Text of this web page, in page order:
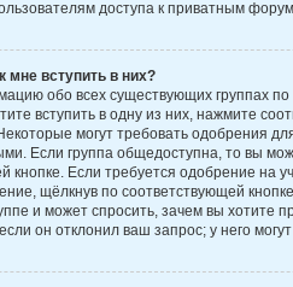
доступа к приватным
мне вступить в них?
обо всех существующих группах
вступить в одну из них, нажмите
могут требовать одобрения
Если группа общедоступна, то вы
кнопке. Если требуется одобрение на
щёлкнув по соответствующей
и может спросить, зачем вы хотите
он отклонил ваш запрос; у него